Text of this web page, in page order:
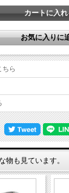
ちら
物も見ています。